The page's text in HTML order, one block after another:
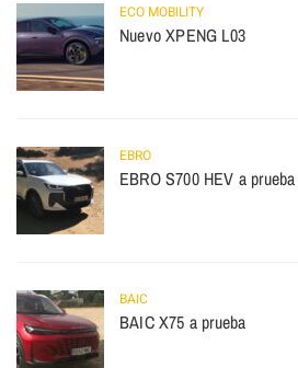
ECO MOBILITY
Nuevo XPENG L03
EBRO
EBRO S700 HEV a prueba
BAIC
BAIC X75 a prueba